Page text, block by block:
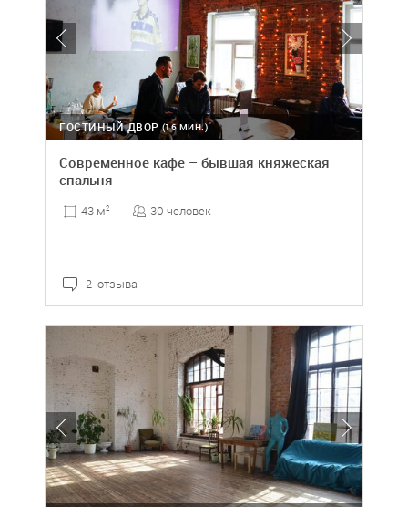
(16 МИН.)
ГОСТИНЫЙ ДВОР
Современное кафе – бывшая княжеская
спальня
43 м2 30 человек
2 отзыва